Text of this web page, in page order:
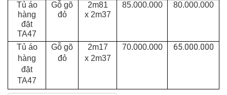
Kiến
Thức
Tủ áo
hàng
đặt
TA47
Gỗ gõ
đỏ
2m81
x 2m37
85.000.000 80.000.000
Tủ áo
hàng
đặt
TA47
Gỗ gõ
đỏ
2m17
x 2m37
70.000.000 65.000.000